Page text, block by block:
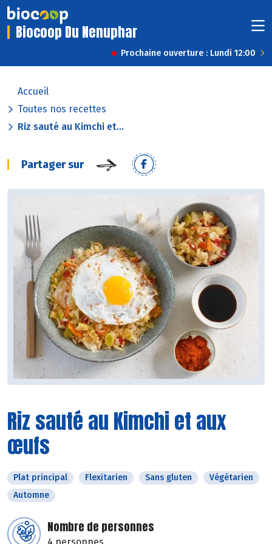
Biocoop Du Nenuphar
Prochaine ouverture : Lundi 12:00
Accueil
Toutes nos recettes
Riz sauté au Kimchi et...
Partager sur
Riz sauté au Kimchi et aux
œufs
Plat principal Flexitarien Sans gluten
Végétarien
Automne
Nombre de personnes